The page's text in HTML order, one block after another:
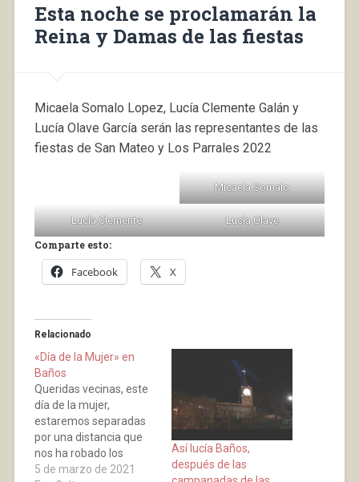
Esta noche se proclamarán la
Reina y Damas de las fiestas
Micaela Somalo Lopez, Lucía Clemente Galán y
Lucía Olave García serán las representantes de las
fiestas de San Mateo y Los Parrales 2022
Micaela Somalo
Lucía Clemente Lucía Olave
Comparte esto:
Facebook X
Relacionado
«Día de la Mujer» en
Baños
Queridas vecinas, este
día de la mujer,
estaremos separadas
por una distancia que
nos ha robado los
besos, los abrazos que
5 de marzo de 2021
Así lucía Baños,
después de las